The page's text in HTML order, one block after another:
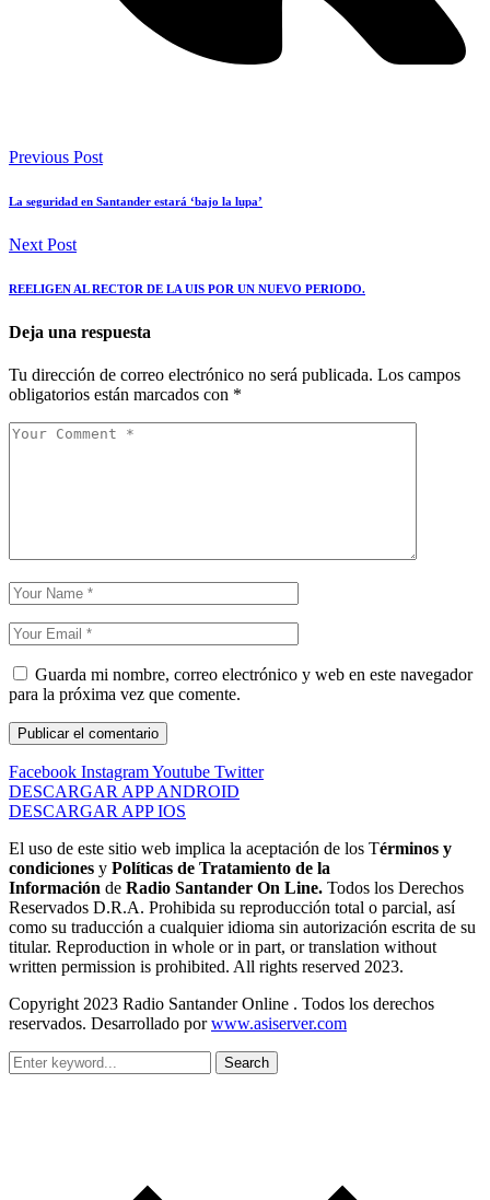
Previous Post
La seguridad en Santander estará ‘bajo la lupa’
Next Post
REELIGEN AL RECTOR DE LA UIS POR UN NUEVO PERIODO.
Deja una respuesta
Tu dirección de correo electrónico no será publicada. Los campos
obligatorios están marcados con *
Guarda mi nombre, correo electrónico y web en este navegador
para la próxima vez que comente.
Facebook InstagramYoutube Twitter
DESCARGAR APP ANDROID
DESCARGAR APP IOS
El uso de este sitio web implica la aceptación de los Términos y
condiciones y Políticas de Tratamiento de la
Información de Radio Santander On Line. Todos los Derechos
Reservados D.R.A. Prohibida su reproducción total o parcial, así
como su traducción a cualquier idioma sin autorización escrita de su
titular. Reproduction in whole or in part, or translation without
written permission is prohibited. All rights reserved 2023.
Copyright 2023 Radio Santander Online . Todos los derechos
reservados. Desarrollado porwww.asiserver.com
Search